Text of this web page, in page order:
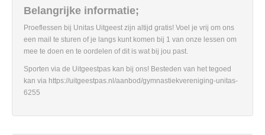
Belangrijke informatie;
Proeflessen bij Unitas Uitgeest zijn altijd gratis! Voel je vrij om ons
een mail te sturen of je langs kunt komen bij 1 van onze lessen om
mee te doen en te oordelen of dit is wat bij jou past.
Sporten via de Uitgeestpas kan bij ons! Besteden van het tegoed
kan via https://uitgeestpas.nl/aanbod/gymnastiekvereniging-unitas-
6255